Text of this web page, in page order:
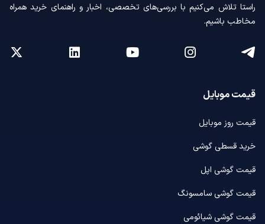
راستا تلاش می‌کنیم با بررسی‌های تخصصی، اخبار و راهنمای خرید همراه
مخاطب باشیم.
قیمت موبایل
قیمت روز موبایل
خرید قسطی گوشی
قیمت گوشی اپل
قیمت گوشی سامسونگ
قیمت گوشی شیائومی